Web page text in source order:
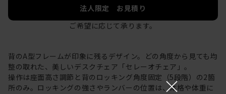
法人限定 お見積り
ご希望に応じて承ります。
背のA型フレームが印象に残るデザイン。どの角度から見ても均
整の取れた、美しいデスクチェア「セレーオチェア」。
操作は座面高さ調節と背のロッキング角度固定（5段階）の2箇
所のみ。ロッキングの強さやランバーの位置は、体格や体重に
×